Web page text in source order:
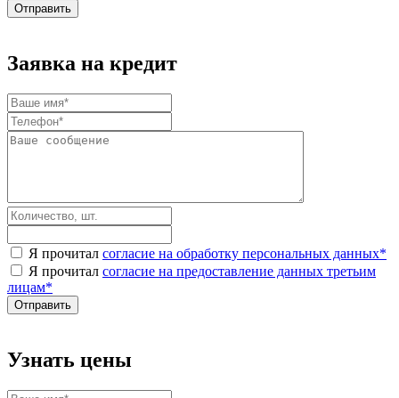
Заявка на кредит
Я прочитал согласие на обработку персональных данных*
Я прочитал согласие на предоставление данных третьим
лицам*
Узнать цены